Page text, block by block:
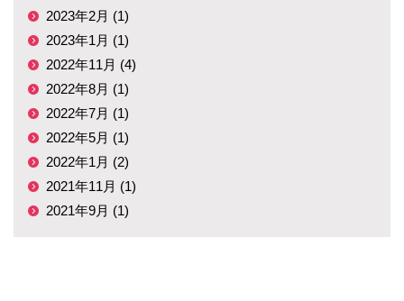
2023年2月 (1)
2023年1月 (1)
2022年11月 (4)
2022年8月 (1)
2022年7月 (1)
2022年5月 (1)
2022年1月 (2)
2021年11月 (1)
2021年9月 (1)